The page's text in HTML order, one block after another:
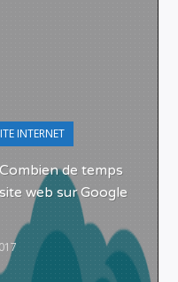
INTERNET
de temps
web sur Google